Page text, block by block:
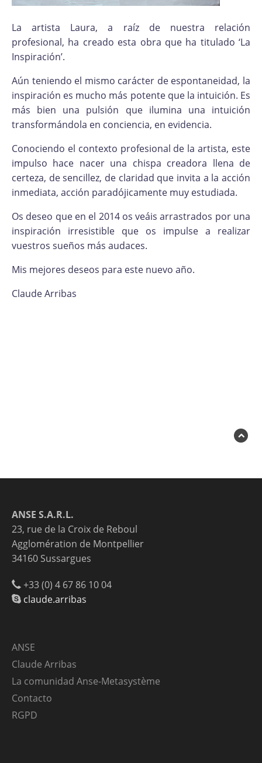
La artista Laura, a raíz de nuestra relación
profesional, ha creado esta obra que ha titulado ‘La
Inspiración’.
Aún teniendo el mismo carácter de espontaneidad, la
inspiración es mucho más potente que la intuición. Es
más bien una pulsión que ilumina una intuición
transformándola en conciencia, en evidencia.
Conociendo el contexto profesional de la artista, este
impulso hace nacer una chispa creadora llena de
certeza, de sencillez, de claridad que invita a la acción
inmediata, acción paradójicamente muy estudiada.
Os deseo que en el 2014 os veáis arrastrados por una
inspiración irresistible que os impulse a realizar
vuestros sueños más audaces.
Mis mejores deseos para este nuevo año.
Claude Arribas
ANSE S.A.R.L.
23, rue de la Croix de Reboul
Agglomération de Montpellier
34160 Sussargues
+33 (0) 4 67 86 10 04
claude.arribas
ANSE
Claude Arribas
La comunidad Anse-Metasystème
Contacto
RGPD